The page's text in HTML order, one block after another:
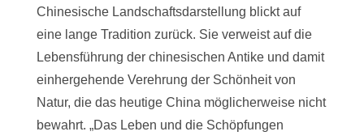
Chinesische Landschaftsdarstellung blickt auf
eine lange Tradition zurück. Sie verweist auf die
Lebensführung der chinesischen Antike und damit
einhergehende Verehrung der Schönheit von
Natur, die das heutige China möglicherweise nicht
bewahrt. „Das Leben und die Schöpfungen